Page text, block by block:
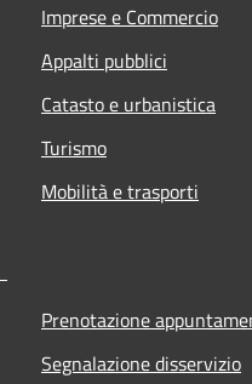
Imprese e Commercio
Appalti pubblici
Catasto e urbanistica
Turismo
Mobilità e trasporti
Prenotazione
Segnalazione disservizio